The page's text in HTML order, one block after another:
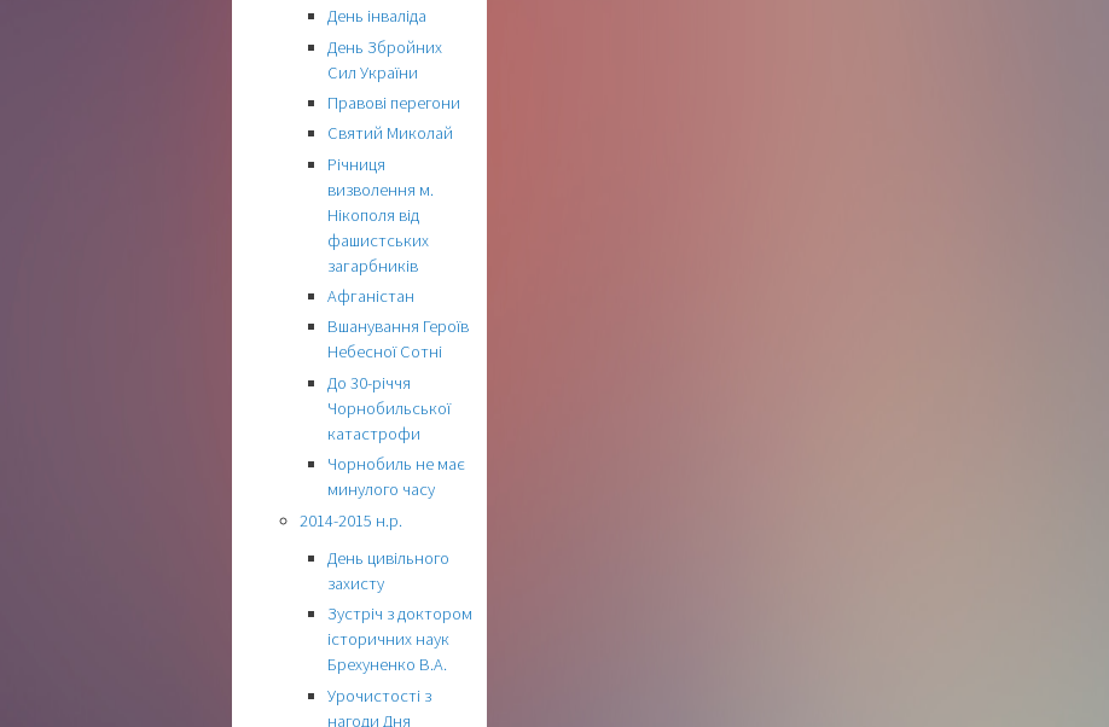
День інваліда
День Збройних
Сил України
Правові перегони
Святий Миколай
Річниця
визволення м.
Нікополя від
фашистських
загарбників
Афганістан
Вшанування Героїв
Небесної Сотні
До 30-річчя
Чорнобильської
катастрофи
Чорнобиль не має
минулого часу
2014-2015 н.р.
День цивільного
захисту
Зустріч з доктором
історичних наук
Брехуненко В.А.
Урочистості з
нагоди Дня